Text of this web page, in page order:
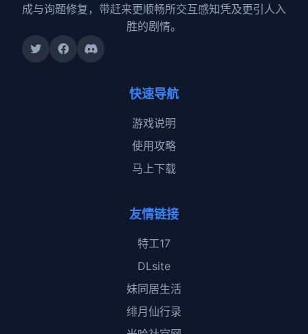
成与询题修复，带赶来更顺畅所交互感知凭及更引人入
胜的剧情。
快速导航
游戏说明
使用攻略
马上下载
友情链接
特工17
DLsite
妹同居生活
绯月仙行录